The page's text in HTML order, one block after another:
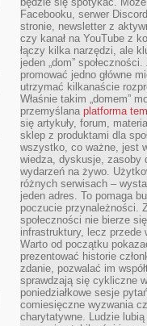
Facebooku, serwer
stronie, newsletter z
czy kanał na YouTube z
łączy kilka narzędzi, ale
jeden „dom”
promować jedno główne
utrzymać kilkanaście
Właśnie takim „domem”
przemyślana platforma
się artykuły, forum,
sklep z produktami dla
wszystko, co ważne, jest
wiedza, dyskusje, zasoby
wydarzeń na żywo.
różnych serwisach –
jeden adres. To pomaga
poczucie przynależności.
społeczności nie bierze
infrastruktury, lecz
Warto od początku
prezentować historie
zdanie, pozwalać im
sprawdzają się cykliczne
poniedziałkowe sesje
comiesięczne wyzwania
charytatywne. Ludzie lubią